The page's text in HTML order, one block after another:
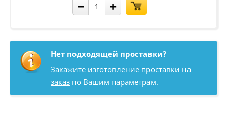
− +
Нет подходящей проставки?
Закажите изготовление проставки на
заказ по Вашим параметрам.